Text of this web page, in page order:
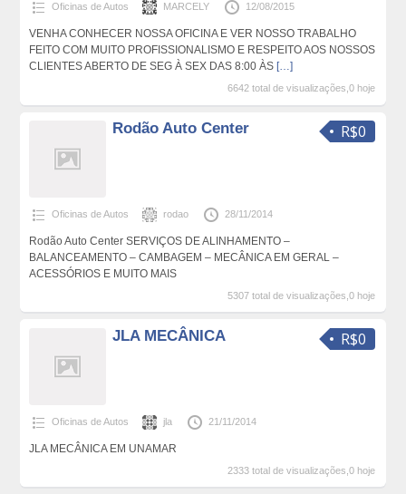
Oficinas de Autos MARCELY 12/08/2015
VENHA CONHECER NOSSA OFICINA E VER NOSSO TRABALHO
FEITO COM MUITO PROFISSIONALISMO E RESPEITO AOS NOSSOS
CLIENTES ABERTO DE SEG À SEX DAS 8:00 ÀS […]
6642 total de visualizações,0 hoje
R$0
Rodão Auto Center
Oficinas de Autos rodao 28/11/2014
Rodão Auto Center SERVIÇOS DE ALINHAMENTO –
BALANCEAMENTO – CAMBAGEM – MECÂNICA EM GERAL –
ACESSÓRIOS E MUITO MAIS
5307 total de visualizações,0 hoje
R$0
JLA MECÂNICA
Oficinas de Autos jla 21/11/2014
JLA MECÂNICA EM UNAMAR
2333 total de visualizações,0 hoje